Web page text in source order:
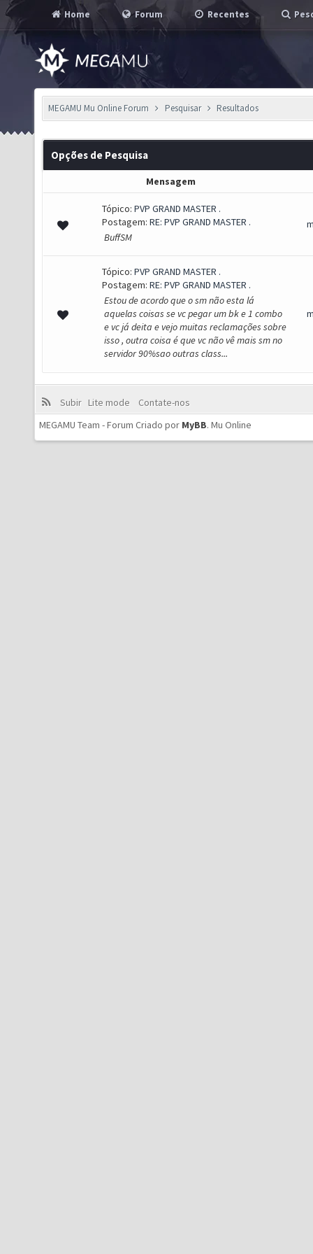
Home Forum Recentes
MEGAMU Mu Online Forum Pesquisar Resultados
Opções de Pesquisa
Mensagem
Tópico: PVP GRAND MASTER .
Postagem: RE: PVP GRAND MASTER .
BuffSM
Tópico: PVP GRAND MASTER .
Postagem: RE: PVP GRAND MASTER .
Estou de acordo que o sm não esta lá
aquelas coisas se vc pegar um bk e 1 combo
e vc já deita e vejo muitas reclamações sobre
isso , outra coisa é que vc não vê mais sm no
servidor 90%sao outras class...
Subir Lite mode
Contate-nos
MEGAMU Team - Forum Criado por MyBB. Mu Online